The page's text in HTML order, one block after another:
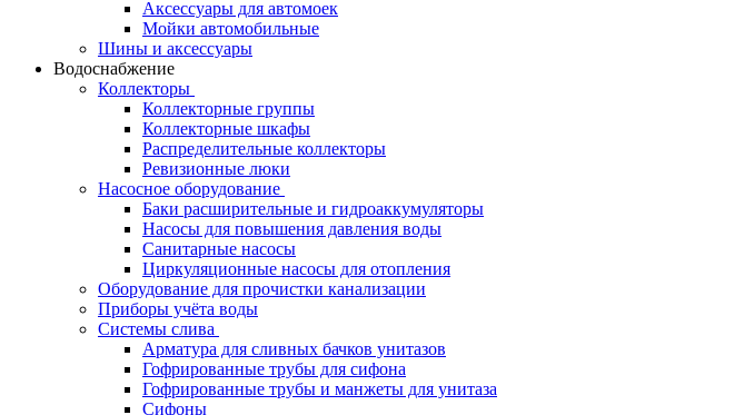
Аксессуары для автомоек
Мойки автомобильные
Шины и аксессуары
Водоснабжение
Коллекторы
Коллекторные группы
Коллекторные шкафы
Распределительные коллекторы
Ревизионные люки
Насосное оборудование
Баки расширительные и гидроаккумуляторы
Насосы для повышения давления воды
Санитарные насосы
Циркуляционные насосы для отопления
Оборудование для прочистки канализации
Приборы учёта воды
Системы слива
Арматура для сливных бачков унитазов
Гофрированные трубы для сифона
Гофрированные трубы и манжеты для унитаза
Сифоны